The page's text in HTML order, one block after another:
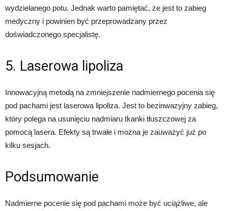
wydzielanego potu. Jednak warto pamiętać, że jest to zabieg
medyczny i powinien być przeprowadzany przez
doświadczonego specjalistę.
5. Laserowa lipoliza
Innowacyjną metodą na zmniejszenie nadmiernego pocenia się
pod pachami jest laserowa lipoliza. Jest to bezinwazyjny zabieg,
który polega na usunięciu nadmiaru tkanki tłuszczowej za
pomocą lasera. Efekty są trwałe i można je zauważyć już po
kilku sesjach.
Podsumowanie
Nadmierne pocenie się pod pachami może być uciążliwe, ale